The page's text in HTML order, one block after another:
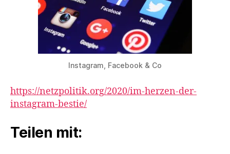
Instagram, Facebook & Co
https://netzpolitik.org/2020/im-herzen-der-
instagram-bestie/
Teilen mit: